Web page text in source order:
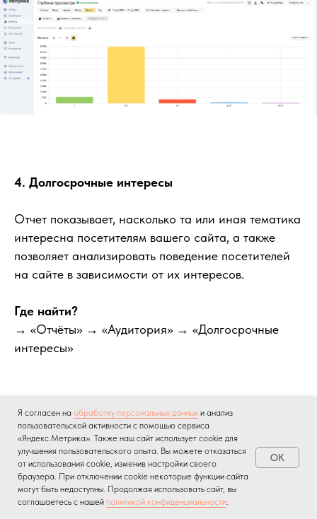
4. Долгосрочные интересы
Отчет показывает, насколько та или иная тематика
интересна посетителям вашего сайта, а также
позволяет анализировать поведение посетителей
на сайте в зависимости от их интересов.
Где найти?
→ «Отчёты» → «Аудитория» → «Долгосрочные
интересы»
Я согласен на обработку персональных данных и анализ
пользовательской активности с помощью сервиса
«Яндекс.Метрика». Также наш сайт использует cookie для
улучшения пользовательского опыта. Вы можете отказаться
от использования cookie, изменив настройки своего
браузера. При отключении cookie некоторые функции сайта
могут быть недоступны. Продолжая использовать сайт, вы
соглашаетесь с нашей политикой конфиденциальности.
OK